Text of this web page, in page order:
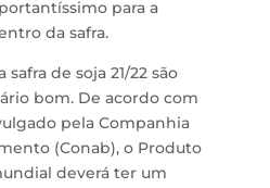
para a
da safra.
de soja 21/22 são
bom. De acordo com
pela Companhia
(Conab), o Produto
deverá ter um